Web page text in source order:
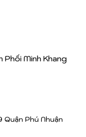
Phối Minh Khang
Quận Phú Nhuận